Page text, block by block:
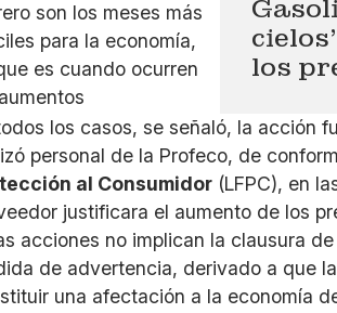
los
los casos, se señaló, la acción
personal de la Profeco, de
al Consumidor (LFPC), en
justificara el aumento de los
acciones no implican la clausura
de advertencia, derivado a que
una afectación a la economía